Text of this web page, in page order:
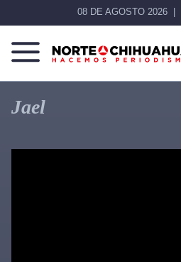
08 DE AGOSTO 2026
Norte
Más
Jael